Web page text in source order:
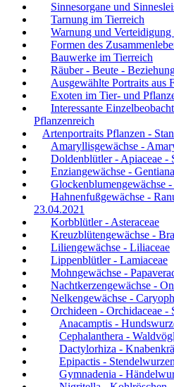
Sinnesorgane und
Tarnung im Tierreich
Warnung und
Formen des
Bauwerke im Tierreich
Räuber - Beute -
Ausgewählte Portraits aus
Exoten im Tier- und
Interessante
Pflanzenreich
Artenportraits Pflanzen -
Amaryllisgewächse -
Doldenblütler - Apiaceae -
Enziangewächse -
Glockenblumengewächse -
Hahnenfußgewächse -
23.04.2021
Korbblütler - Asteraceae
Kreuzblütengewächse -
Liliengewächse - Liliaceae
Lippenblütler - Lamiaceae
Mohngewächse -
Nachtkerzengewächse -
Nelkengewächse -
Orchideen - Orchidaceae -
Anacamptis -
Cephalanthera -
Dactylorhiza -
Epipactis - Stendelwurzen
Gymnadenia -